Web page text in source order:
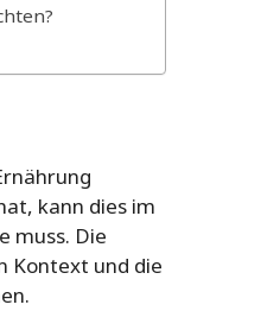
kann dies im
muss. Die
Kontext und die